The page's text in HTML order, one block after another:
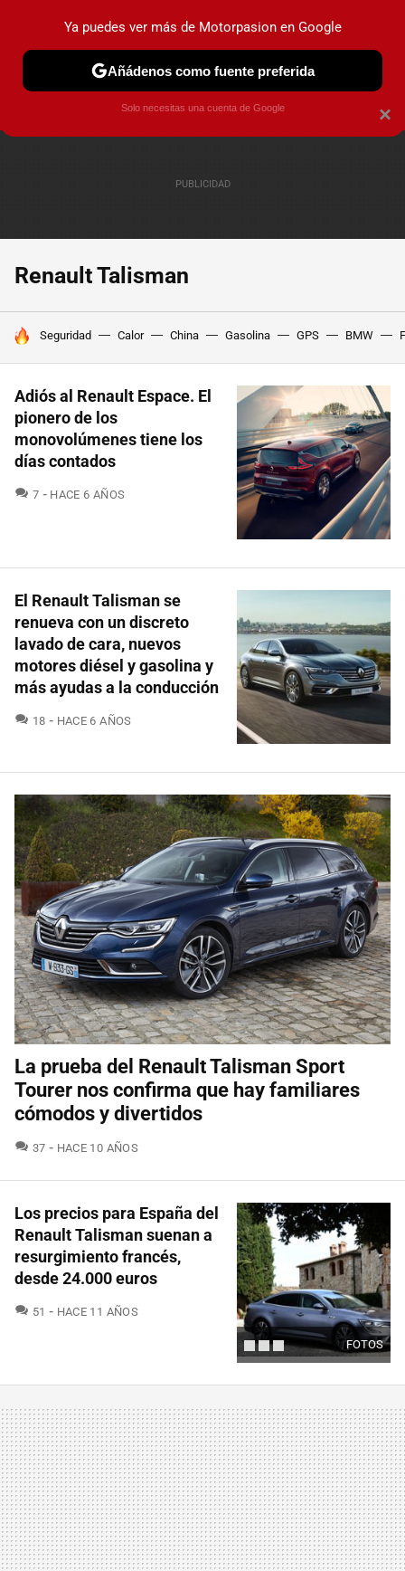
PRUEBAS COCHES ELÉCTRICOS OBSERVATORIO
Renault Talisman
HOY SE HABLA DE
Seguridad Calor China Gasolina GPS BMW
Adiós al Renault Espace. El
pionero de los
monovolúmenes tiene los
días contados
7 COMENTARIOS
HACE 6 AÑOS
El Renault Talisman se
renueva con un discreto
lavado de cara, nuevos
motores diésel y gasolina y
más ayudas a la conducción
18 COMENTARIOS
HACE 6 AÑOS
La prueba del Renault Talisman Sport
Tourer nos confirma que hay familiares
cómodos y divertidos
37 COMENTARIOS
HACE 10 AÑOS
FOTOS
Los precios para España del
Renault Talisman suenan a
resurgimiento francés,
desde 24.000 euros
51 COMENTARIOS
HACE 11 AÑOS
×
Ya puedes ver más de Motorpasion en Google
Añádenos como fuente preferida
Solo necesitas una cuenta de Google